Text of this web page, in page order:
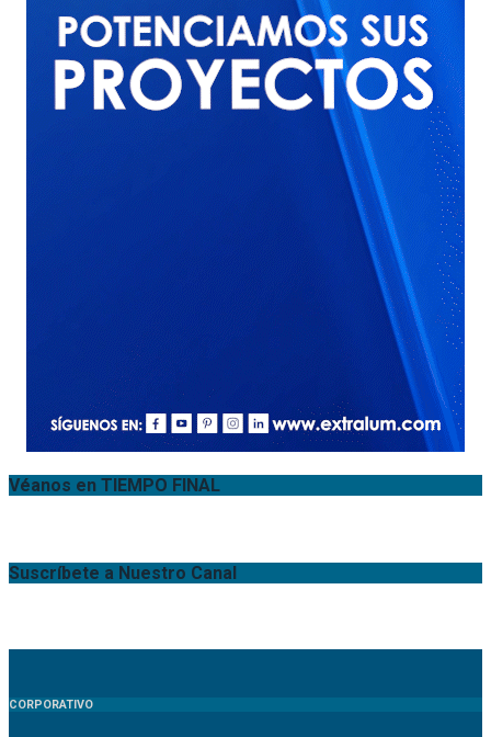
Véanos en TIEMPO FINAL
Suscríbete a Nuestro Canal
CORPORATIVO